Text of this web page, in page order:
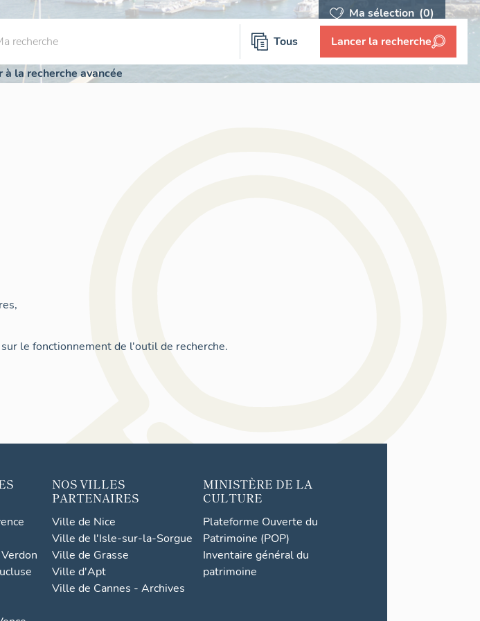
Ma sélection (0)
Tous Lancer la recherche
à la recherche avancée
le fonctionnement de l'outil de recherche.
NOS VILLES
PARTENAIRES
Ville de Nice
Ville de l'Isle-sur-la-Sorgue
Ville de Grasse
Ville d'Apt
Ville de Cannes - Archives
MINISTÈRE DE LA
CULTURE
Plateforme Ouverte du
Patrimoine (POP)
Inventaire général du
patrimoine